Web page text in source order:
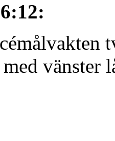
:
vänster